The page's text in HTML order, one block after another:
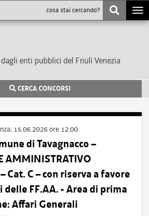
enti pubblici del Friuli Venezia
CERCA CONCORSI
15.06.2026 ore 12:00
di Tavagnacco –
AMMINISTRATIVO
Cat. C – con riserva a favore
FF.AA. - Area di prima
Affari Generali